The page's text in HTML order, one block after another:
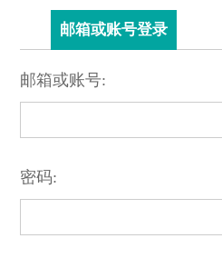
邮箱或账号登录
邮箱或账号:
密码: